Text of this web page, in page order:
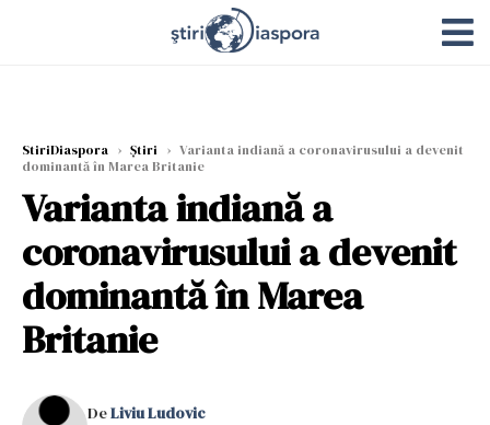
StiriDiaspora › Știri › Varianta indiană a coronavirusului a devenit
dominantă în Marea Britanie
Varianta indiană a
coronavirusului a devenit
dominantă în Marea
Britanie
DeLiviu Ludovic